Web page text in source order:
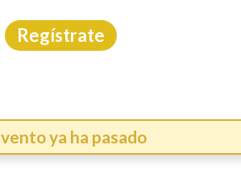
Regístrate
ya ha pasado